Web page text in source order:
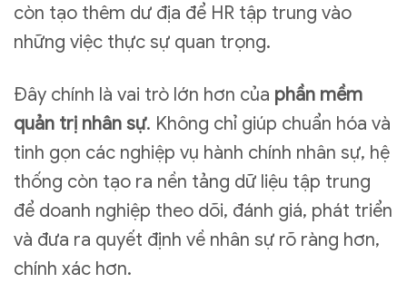
còn tạo thêm dư địa để HR tập trung vào
những việc thực sự quan trọng.
Đây chính là vai trò lớn hơn của phần mềm
quản trị nhân sự. Không chỉ giúp chuẩn hóa và
tinh gọn các nghiệp vụ hành chính nhân sự, hệ
thống còn tạo ra nền tảng dữ liệu tập trung
để doanh nghiệp theo dõi, đánh giá, phát triển
và đưa ra quyết định về nhân sự rõ ràng hơn,
chính xác hơn.